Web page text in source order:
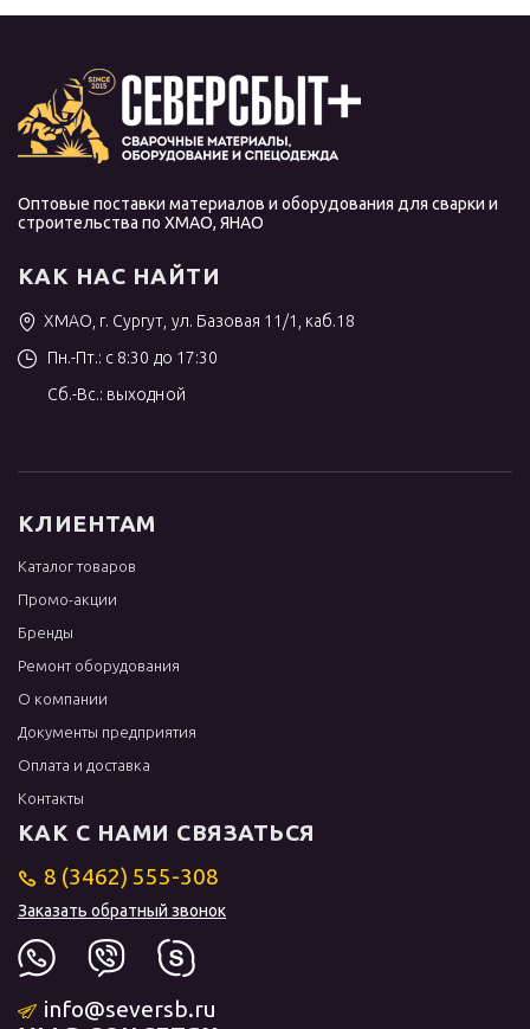
Оптовые поставки материалов и оборудования для сварки и
строительства по ХМАО, ЯНАО
КАК НАС НАЙТИ
ХМАО, г. Сургут, ул. Базовая 11/1, каб.18
Пн.-Пт.: с 8:30 до 17:30
Сб.-Вс.: выходной
КЛИЕНТАМ
Каталог товаров
Промо-акции
Бренды
Ремонт оборудования
О компании
Документы предприятия
Оплата и доставка
Контакты
КАК С НАМИ СВЯЗАТЬСЯ
8 (3462) 555-308
Заказать обратный звонок
info@seversb.ru